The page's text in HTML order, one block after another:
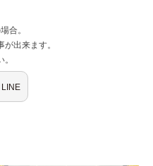
合。
出来ます。
LINE